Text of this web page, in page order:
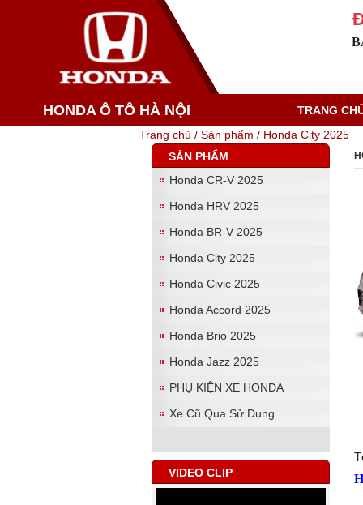
HONDA Ô TÔ HÀ NỘI TRANG
Trang chủ / Sản phẩm / Honda City 2025
SẢN PHẨM
Honda CR-V 2025
Honda HRV 2025
Honda BR-V 2025
Honda City 2025
Honda Civic 2025
Honda Accord 2025
Honda Brio 2025
Honda Jazz 2025
PHỤ KIỆN XE HONDA
Xe Cũ Qua Sử Dụng
VIDEO CLIP